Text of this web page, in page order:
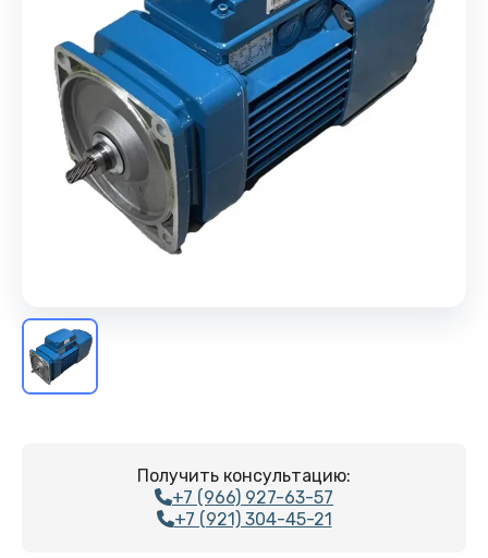
Получить консультацию:
+7 (966) 927-63-57
+7 (921) 304-45-21